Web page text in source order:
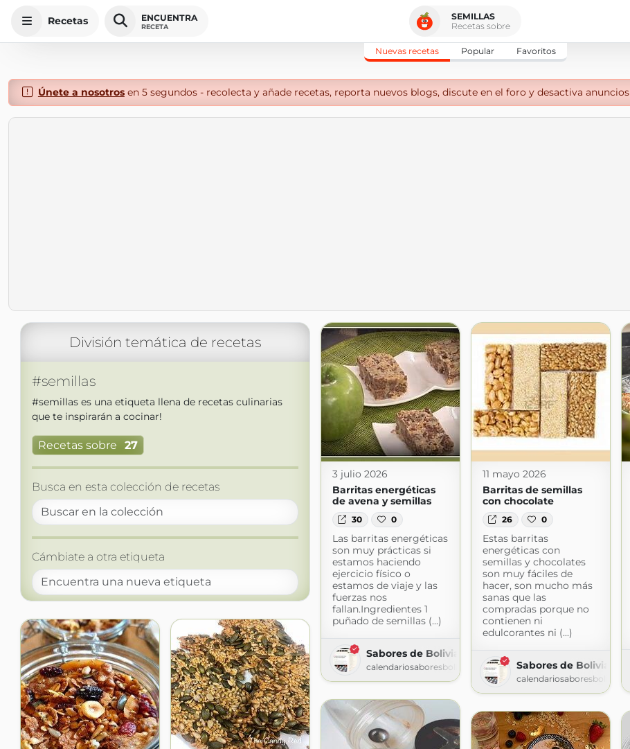
Recetas ENCUENTRA
RECETA
SEMILLAS
Recetas sobre
Nuevas recetas Popular Favoritos
Únete a nosotrosen 5 segundos - recolecta y añade recetas, reporta nuevos blogs, discute en el foro y desactiva
División temática de recetas
#semillas
#semillas es una etiqueta llena de recetas culinarias
que te inspirarán a cocinar!
Recetas sobre 27
Busca en esta colección de recetas
Cámbiate a otra etiqueta
3 julio 2026
Barritas energéticas
de avena y semillas
30 0
Las barritas energéticas
son muy prácticas si
estamos haciendo
ejercicio físico o
estamos de viaje y las
fuerzas nos
fallan.Ingredientes 1
puñado de semillas (...)
Sabores de Bolivia » Receta
calendariosaboresbolivia.com
11 mayo 2026
Barritas de semillas
con chocolate
26 0
Estas barritas
energéticas con
semillas y chocolates
son muy fáciles de
hacer, son mucho más
sanas que las
compradas porque no
contienen ni
edulcorantes ni (...)
Sabores de Bolivia »